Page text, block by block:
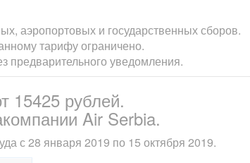
аэропортовых и государственных сборов.
тарифу ограничено.
предварительного уведомления.
15425 рублей.
Air Serbia.
с 28 января 2019 по 15 октября 2019.